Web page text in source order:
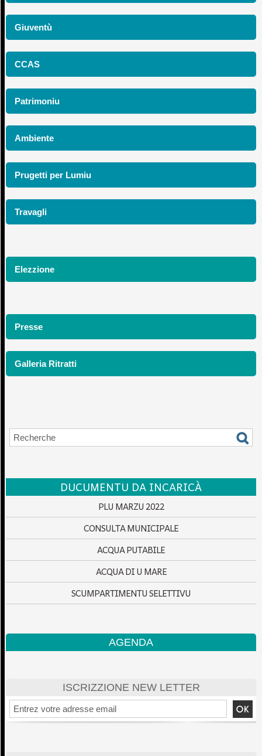
Giuventù
CCAS
Patrimoniu
Ambiente
Prugetti per Lumiu
Travagli
Elezzione
Presse
Galleria Ritratti
DUCUMENTU DA INCARICÀ
PLU MARZU 2022
CONSULTA MUNICIPALE
ACQUA PUTABILE
ACQUA DI U MARE
SCUMPARTIMENTU SELETTIVU
AGENDA
ISCRIZZIONE NEW LETTER